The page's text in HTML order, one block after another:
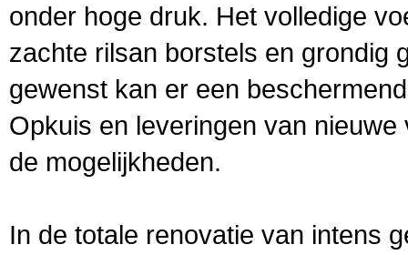
onder hoge druk. Het volledige
zachte rilsan borstels en grondig
gewenst kan er een
Opkuis en leveringen van
de mogelijkheden.
In de totale renovatie van intens